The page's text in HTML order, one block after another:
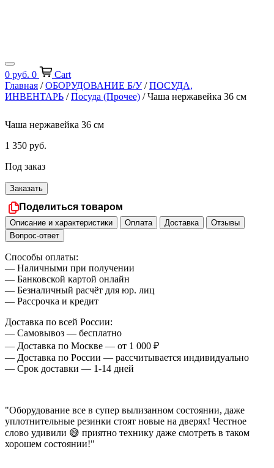
0 руб. 0
Cart
Главная /ОБОРУДОВАНИЕ Б/У/ПОСУДА,
ИНВЕНТАРЬ /Посуда (Прочее) / Чаша нержавейка 36 см
Чаша нержавейка 36 см
1 350 руб.
Под заказ
Заказать
Поделиться товаром
Описание и характеристики Оплата Доставка
Отзывы
Вопрос-ответ
Способы оплаты:
— Наличными при получении
— Банковской картой онлайн
— Безналичный расчёт для юр. лиц
— Рассрочка и кредит
Доставка по всей России:
— Самовывоз — бесплатно
— Доставка по Москве — от 1 000 ₽
— Доставка по России — рассчитывается индивидуально
— Срок доставки — 1-14 дней
"Оборудование все в супер вылизанном состоянии, даже
уплотнительные резинки стоят новые на дверях! Честное
слово удивили 😅 приятно технику даже смотреть в таком
хорошем состоянии!"